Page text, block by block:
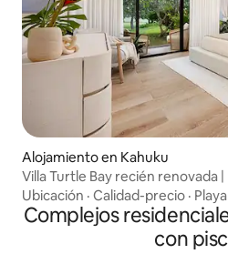
Alojamiento en Kahuku
Villa Turtle Bay recién renovada |
Ubicación · Calidad-precio · Playa
Complejos
con